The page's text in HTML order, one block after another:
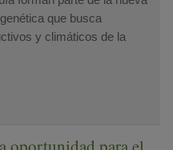
que busca
y climáticos de la